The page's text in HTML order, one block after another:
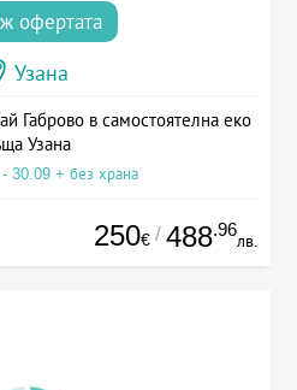
офертата
Узана
Габрово в самостоятелна еко
Узана
30.09 + без храна
250€ / 488.96
лв.